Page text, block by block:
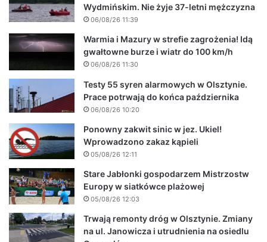
Wydmińskim. Nie żyje 37-letni mężczyzna
06/08/26 11:39
Warmia i Mazury w strefie zagrożenia! Idą
gwałtowne burze i wiatr do 100 km/h
06/08/26 11:30
Testy 55 syren alarmowych w Olsztynie.
Prace potrwają do końca października
06/08/26 10:20
Ponowny zakwit sinic w jez. Ukiel!
Wprowadzono zakaz kąpieli
05/08/26 12:11
Stare Jabłonki gospodarzem Mistrzostw
Europy w siatkówce plażowej
05/08/26 12:03
Trwają remonty dróg w Olsztynie. Zmiany
na ul. Janowicza i utrudnienia na osiedlu